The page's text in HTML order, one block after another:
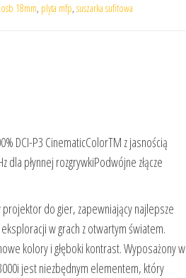
osb 18mm, plyta mfp, suszarka sufitowa
DCI-P3 CinematicColorTM z jasnością
dla płynnej rozgrywkiPodwójne złącze
do gier, zapewniający najlepsze
w grach z otwartym światem.
kolory i głęboki kontrast. Wyposażony w
jest niezbędnym elementem, który